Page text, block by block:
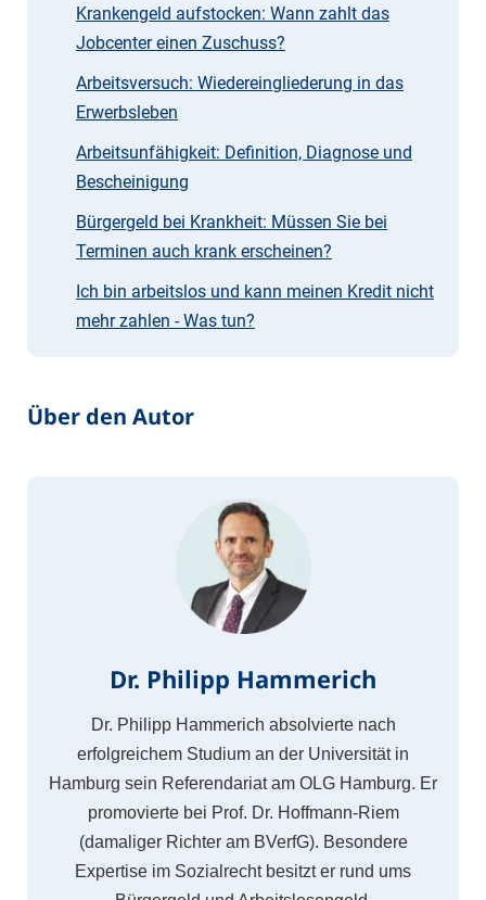
Krankengeld aufstocken: Wann zahlt das
Jobcenter einen Zuschuss?
Arbeitsversuch: Wiedereingliederung in das
Erwerbsleben
Arbeitsunfähigkeit: Definition, Diagnose und
Bescheinigung
Bürgergeld bei Krankheit: Müssen Sie bei
Terminen auch krank erscheinen?
Ich bin arbeitslos und kann meinen Kredit nicht
mehr zahlen - Was tun?
Über den Autor
Dr. Philipp Hammerich
Dr. Philipp Hammerich absolvierte nach
erfolgreichem Studium an der Universität in
Hamburg sein Referendariat am OLG Hamburg. Er
promovierte bei Prof. Dr. Hoffmann-Riem
(damaliger Richter am BVerfG). Besondere
Expertise im Sozialrecht besitzt er rund ums